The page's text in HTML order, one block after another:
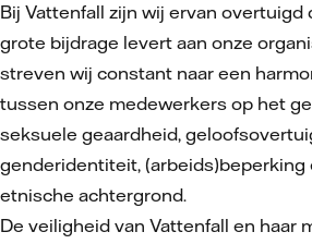
Bij Vattenfall zijn wij ervan
grote bijdrage levert aan onze
streven wij constant naar een
tussen onze medewerkers op het
seksuele geaardheid,
genderidentiteit, (arbeids)beperking
etnische achtergrond.
De veiligheid van Vattenfall en haar